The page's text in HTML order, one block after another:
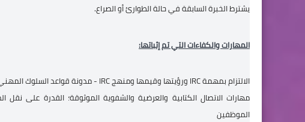
يشترط الخبرة السابقة في حالة الطوارئ أو الصراع.
المهارات والكفاءات التي تم إثباتها:
الالتزام بمهمة IRC ورؤيتها وقيمها ومنهج IRC - مدونة قواعد السلوك المهني.
مهارات الاتصال الكتابية والعرضية والشفوية الموثوقة؛ القدرة على
الموظفين